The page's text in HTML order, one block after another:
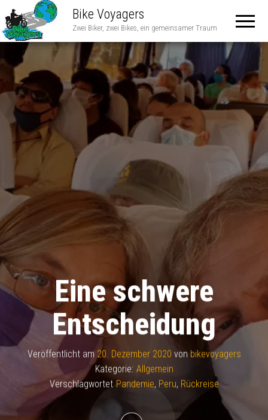
Bike Voyagers
Zwei Biker, zwei Bikes, ein gemeinsamer Traum
Eine schwere
Entscheidung
Veröffentlicht am 20. Dezember 2020 von bikevoyagers
Kategorie: Allgemein
Verschlagwortet Pandemie, Peru, Rückreise